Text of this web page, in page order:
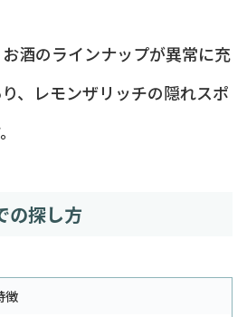
酒のラインナップが異常に充
、レモンザリッチの隠れスポ
の探し方
徴